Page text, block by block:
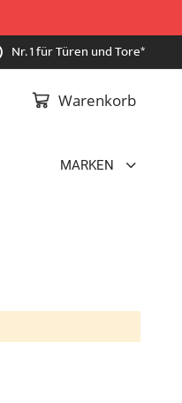
Nr. 1 für Türen und Tore*
Warenkorb
MARKEN